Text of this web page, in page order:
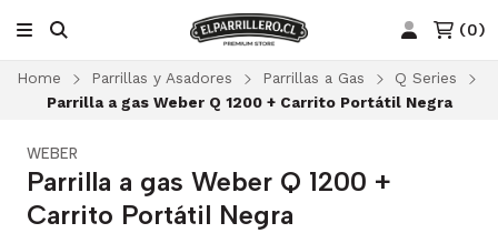
(0)
Home Parrillas y Asadores Parrillas a Gas
Q Series
Parrilla a gas Weber Q 1200 + Carrito Portátil Negra
WEBER
Parrilla a gas Weber Q 1200 +
Carrito Portátil Negra